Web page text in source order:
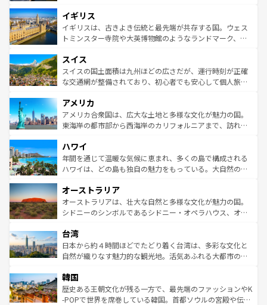
いる。シャンパンの発祥地であるランス、プロヴァンスの
香り高いラベンダー畑など、多彩な楽しみ方が可能だ。さ
らに、パリ以外の地域にも魅力が溢れており、どの街角に
れる地方に足を運ぶとそれぞれで全く異なる文化を体験で
きるだろう。 なお、新着のフランス情報はコンテンツ一覧
を参照してほしい。
顔を持つこの国は、どこを歩いても飽きることがない。ベ
ルリンの文化的活気、バイエルン州のアルプスの絶景、そ
してライン川沿いのワイン畑といった風景は必見。ビール
は、お酒好きな人にはぜひ体験してほしい。 なお、新着の
ドイツ情報はコンテンツ一覧を参照してほしい。
イギリス
イギリスは、古きよき伝統と最先端が共存する国。ウェス
トミンスター寺院や大英博物館のようなランドマーク、歴
リアごとに異なる魅力がある。また、優雅なアフタヌーン
ティー、ビール好きにはたまらない英国パブ、サッカー観
戦など、本場だからこそできる体験も豊富。イギリスを旅
ンツ一覧を参照してほしい。
スイス
スイスの国土面積は九州ほどの広さだが、運行時刻が正確
な交通網が整備されており、初心者でも安心して個人旅行
の建物がそのまま残る町や、スイスならではのユニークな
博物館もあり、アルプス観光だけでなく町歩きも満喫する
ことができる。国民の所得が高いため物価も高いが、旅行
ば市内交通費無料で観光を楽しむこともできる。 なお、新
着のスイス情報はコンテンツ一覧 を参照してほしい。
アメリカ
アメリカ合衆国は、広大な土地と多様な文化が魅力の国。
東海岸の都市部から西海岸のカリフォルニアまで、訪れる
のような巨大都市は、観光、ショッピング、エンターテイ
ンメントが詰まった刺激的なスポットだ。一方、アメリカ
西部には大自然が広がり、グランドキャニオンやイエロー
部のニューオーリンズでは、音楽と美食が融合した独特の
文化が魅力。旅行者はアメリカの各地域で異なる魅力を楽
しみながら、その多様性と豊かな歴史を感じることができ
ならではの贅沢な旅のスタイルだ。 なお、新着のアメリカ
情報はコンテンツ一覧を参照してほしい。
ハワイ
年間を通じて温暖な気候に恵まれ、多くの島で構成される
ハワイは、どの島も独自の魅力をもっている。大自然の神
ワイ島は見逃せない。また、定番の観光地といえばオアフ
島だが、静かな自然を求めるならマウイ島やカウアイ島が
おすすめ。エメラルドグリーンに輝く海をはじめ、豊かな
れるおもてなしの心で訪れる人々を迎えてくれるハワイの
人々、おいしいローカルフードやハワイアンミュージッ
ク、伝統的なフラダンスなど、すべてがハワイの魅力を彩
ワイを、存分に味わってほしい。 なお、新着のハワイ情報
はコンテンツ一覧を参照してほしい。
オーストラリア
オーストラリアは、壮大な自然と多様な文化が魅力の国。
シドニーのシンボルであるシドニー・オペラハウス、オー
リアリーフや大陸中央部にそびえるウルル（エアーズロッ
ク）、タスマニアの美しい原生林やケアンズの熱帯雨林な
ど、見どころがたくさん。また、カフェやワイン、オージ
いる。アクティビティも充実しており、サーフィンやダイ
ビング、ハイキングなど、アウトドア好きにはたまらな
い。オーストラリアの多彩な魅力を存分に味わいつくそ
台湾
日本から約４時間ほどでたどり着く台湾は、多彩な文化と
自然が織りなす魅力的な観光地。活気あふれる大都市の台
ン）、静ひつな山岳地帯である台湾東部など、都市の喧騒
と山間の静けさが共存しており、訪れる人に新しい発見と
驚きをもたらしてくれる。また、奥深い台湾の食文化も魅
韓国
歴史ある王朝文化が残る一方で、最先端のファッションやK
-POPで世界を席巻している韓国。首都ソウルの宮殿や伝統